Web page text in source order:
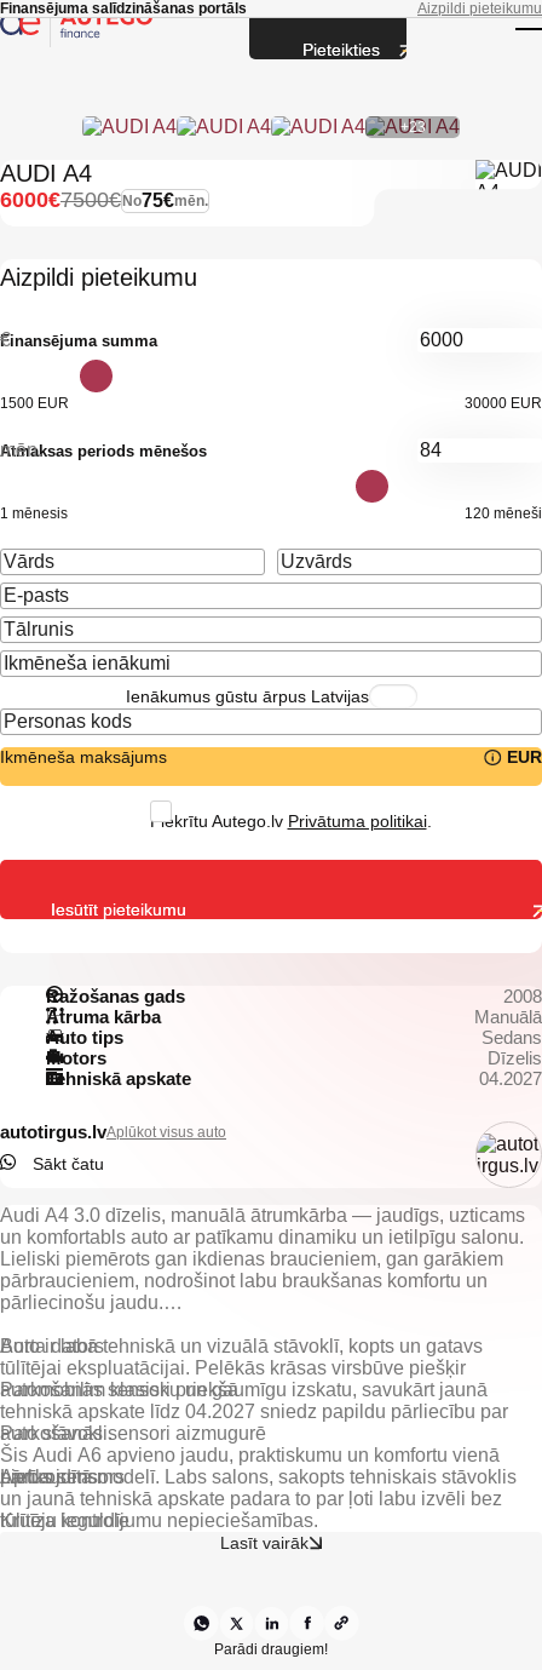
Skip to main content
Finansējuma salīdzināšanas portāls Aizpildi pieteikumu
+23
AUDI A4
No75€mēn.
7500€
6000€
Aizpildi pieteikumu
Finansējuma summa
€
1500 EUR 30000 EUR
Atmaksas periods mēnešos
mēn.
1 mēnesis 120 mēneši
Ienākumus gūstu ārpus Latvijas
Ikmēneša maksājums EUR
Piekrītu Autego.lv Privātuma politikai.
Ražošanas gads
2008
Ātruma kārba
Manuālā
Auto tips
Sedans
Motors
Dīzelis
Tehniskā apskate
04.2027
autotirgus.lvAplūkot visus auto
Sākt čatu
Audi A4 3.0 dīzelis, manuālā ātrumkārba — jaudīgs, uzticams
un komfortabls auto ar patīkamu dinamiku un ietilpīgu salonu.
Lieliski piemērots gan ikdienas braucieniem, gan garākiem
pārbraucieniem, nodrošinot labu braukšanas komfortu un
pārliecinošu jaudu.
Auto ir labā tehniskā un vizuālā stāvoklī, kopts un gatavs
tūlītējai ekspluatācijai. Pelēkās krāsas virsbūve piešķir
automobilim klasisku un gaumīgu izskatu, savukārt jaunā
tehniskā apskate līdz 04.2027 sniedz papildu pārliecību par
auto stāvokli.
Borta dators
Parkošanās sensori priekšā
Parkošanās sensori aizmugurē
Lietus sensors
Kruīza kontrole
Šis Audi A6 apvieno jaudu, praktiskumu un komfortu vienā
pārbaudītā modelī. Labs salons, sakopts tehniskais stāvoklis
un jaunā tehniskā apskate padara to par ļoti labu izvēli bez
tūlītēju ieguldījumu nepieciešamības.
Lasīt vairāk
Parādi draugiem!